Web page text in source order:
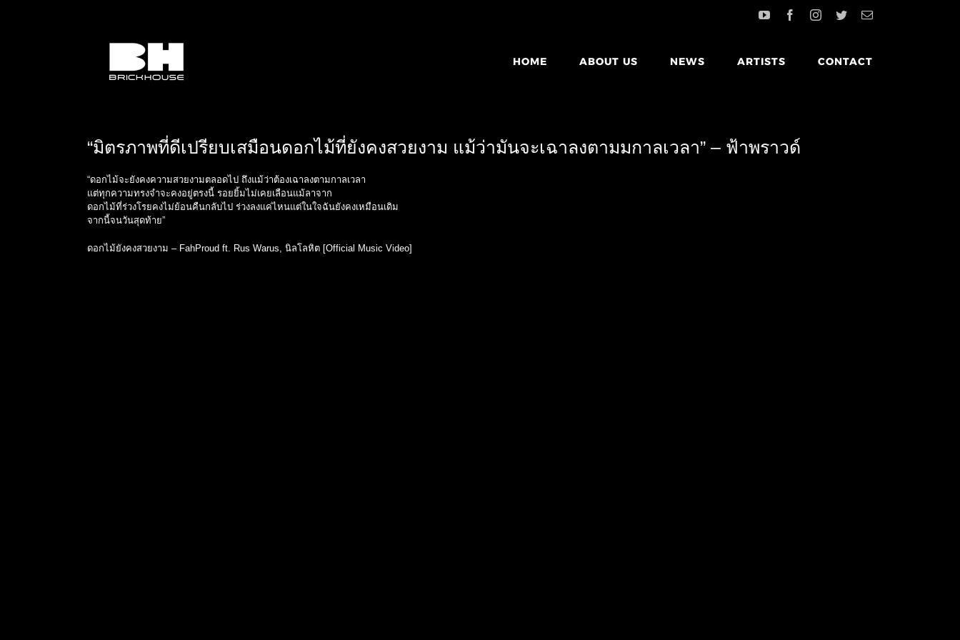
YouTubeFacebookInstagram
TwitterEmail
HOME ABOUT US NEWS ARTISTS CONTACT
“มิตรภาพที่ดีเปรียบเสมือนดอกไม้ที่ยังคงสวยงาม แม้ว่ามันจะเฉาลงตามมกาลเวลา” – ฟ้าพราวด์
“ดอกไม้จะยังคงความสวยงามตลอดไป ถึงแม้ว่าต้องเฉาลงตามกาลเวลา
แต่ทุกความทรงจำจะคงอยู่ตรงนี้ รอยยิ้มไม่เคยเลือนแม้ลาจาก
ดอกไม้ที่ร่วงโรยคงไม่ย้อนคืนกลับไป ร่วงลงแค่ไหนแต่ในใจฉันยังคงเหมือนเดิม
จากนี้จนวันสุดท้าย”
ดอกไม้ยังคงสวยงาม – FahProud ft. Rus Warus, นิลโลหิต [Official Music Video]